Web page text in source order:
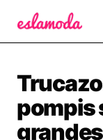
pompis